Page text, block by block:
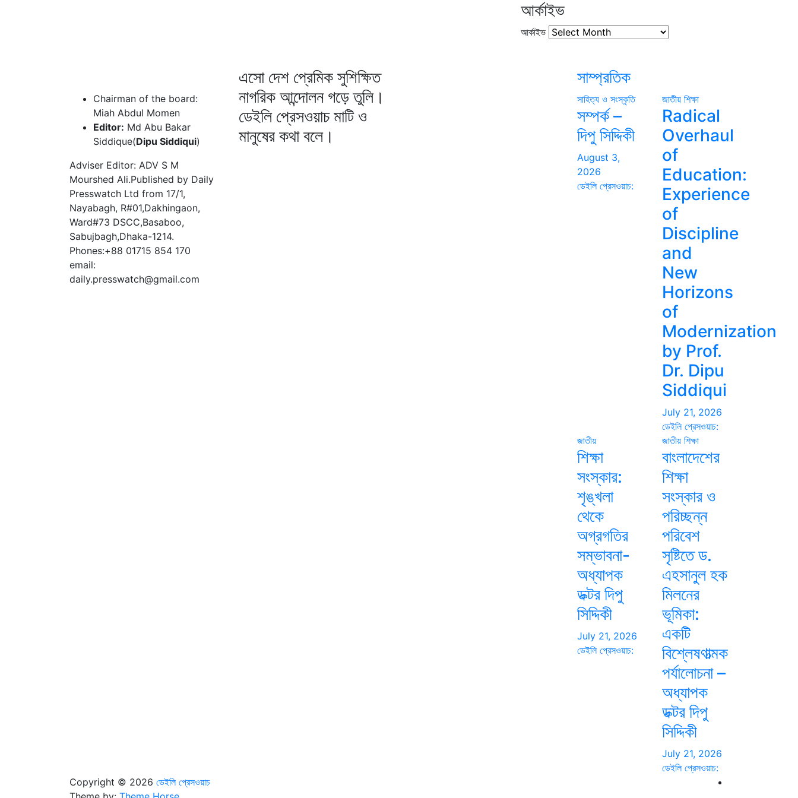
আর্কাইভ
আর্কাইভ
Chairman of the board:
Miah Abdul Momen
Editor: Md Abu Bakar
Siddique(Dipu Siddiqui)
Adviser Editor: ADV S M
Mourshed Ali.Published by Daily
Presswatch Ltd from 17/1,
Nayabagh, R#01,Dakhingaon,
Ward#73 DSCC,Basaboo,
Sabujbagh,Dhaka-1214.
Phones:+88 01715 854 170
email:
daily.presswatch@gmail.com
এসো দেশ প্রেমিক সুশিক্ষিত
নাগরিক আন্দোলন গড়ে তুলি।
ডেইলি প্রেসওয়াচ মাটি ও
মানুষের কথা বলে।
সাম্প্রতিক
সাহিত্য ও সংস্কৃতি
সম্পর্ক –
দিপু সিদ্দিকী
August 3,
2026
ডেইলি প্রেসওয়াচ:
জাতীয় শিক্ষা
Radical
Overhaul
of
Education:
Experience
of
Discipline
and
New
Horizons
of
Modernization
by Prof.
Dr. Dipu
Siddiqui
July 21, 2026
ডেইলি প্রেসওয়াচ:
জাতীয়
শিক্ষা
সংস্কার:
শৃঙ্খলা
থেকে
অগ্রগতির
সম্ভাবনা-
অধ্যাপক
ডক্টর দিপু
সিদ্দিকী
July 21, 2026
ডেইলি প্রেসওয়াচ:
জাতীয় শিক্ষা
বাংলাদেশের
শিক্ষা
সংস্কার ও
পরিচ্ছন্ন
পরিবেশ
সৃষ্টিতে ড.
এহসানুল হক
মিলনের
ভূমিকা:
একটি
বিশ্লেষণাত্মক
পর্যালোচনা –
অধ্যাপক
ডক্টর দিপু
সিদ্দিকী
July 21, 2026
ডেইলি প্রেসওয়াচ:
Copyright © 2026 ডেইলি প্রেসওয়াচ